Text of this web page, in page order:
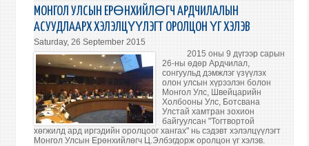
МОНГОЛ УЛСЫН ЕРӨНХИЙЛӨГЧ АРДЧИЛАЛЫН
АСУУДЛААРХ ХЭЛЭЛЦҮҮЛЭГТ ОРОЛЦОН ҮГ ХЭЛЭВ
Saturday, 26 September 2015
2015 оны 9 дүгээр сарын
26-ны өдөр Ардчилал,
сонгуульд дэмжлэг үзүүлэх
олон улсын хүрээлэн болон
Монгол Улс, Швейцарийн
Холбооны Улс, Ботсвана
Улстай хамтран зохион
байгуулсан "Тогтвортой
хөгжилд ард иргэдийн оролцоог хангах" нь сэдэвт хэлэлцүүлэгт
Монгол Улсын Ерөнхийлөгч Ц.Элбэгдорж оролцон үг хэлэв.